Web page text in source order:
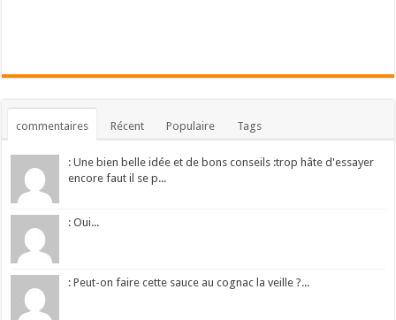
commentaires Récent Populaire Tags
: Une bien belle idée et de bons conseils :trop hâte d'essayer
encore faut il se p...
: Oui...
: Peut-on faire cette sauce au cognac la veille ?...